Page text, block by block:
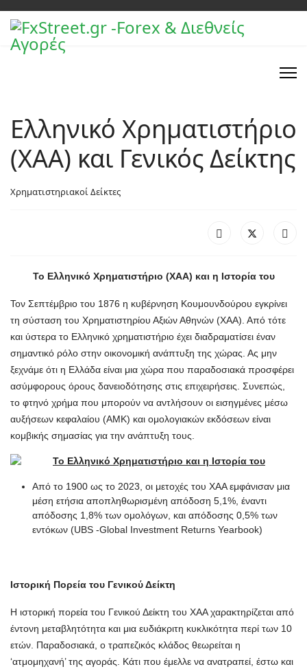
Ελληνικό Χρηματιστήριο
(ΧΑΑ) και Γενικός Δείκτης
Χρηματιστηριακοί Δείκτες
Το Ελληνικό Χρηματιστήριο (ΧΑΑ) και η Ιστορία του
Τον Σεπτέμβριο του 1876 η κυβέρνηση Κουμουνδούρου εγκρίνει
τη σύσταση του Χρηματιστηρίου Αξιών Αθηνών (ΧΑΑ). Από τότε
και ύστερα το Ελληνικό χρηματιστήριο έχει διαδραματίσει έναν
σημαντικό ρόλο στην οικονομική ανάπτυξη της χώρας. Ας μην
ξεχνάμε ότι η Ελλάδα είναι μια χώρα που παραδοσιακά προσφέρει
ασύμφορους όρους δανειοδότησης στις επιχειρήσεις. Συνεπώς,
το φτηνό χρήμα που μπορούν να αντλήσουν οι εισηγμένες μέσω
αυξήσεων κεφαλαίου (ΑΜΚ) και ομολογιακών εκδόσεων είναι
κομβικής σημασίας για την ανάπτυξη τους.
Από το 1900 ως το 2023, οι μετοχές του ΧΑΑ εμφάνισαν μια
μέση ετήσια αποπληθωρισμένη απόδοση 5,1%, έναντι
απόδοσης 1,8% των ομολόγων, και απόδοσης 0,5% των
εντόκων (UBS -Global Investment Returns Yearbook)
Ιστορική Πορεία του Γενικού Δείκτη
Η ιστορική πορεία του Γενικού Δείκτη του ΧΑΑ χαρακτηρίζεται από
έντονη μεταβλητότητα και μια ευδιάκριτη κυκλικότητα περί των 10
ετών. Παραδοσιακά, ο τραπεζικός κλάδος θεωρείται η
‘ατμομηχανή’ της αγοράς. Κάτι που έμελλε να ανατραπεί, έστω και